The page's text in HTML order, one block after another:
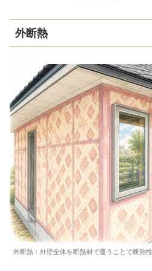
外断熱
外断熱：外壁全体を断熱材で覆うことで断熱